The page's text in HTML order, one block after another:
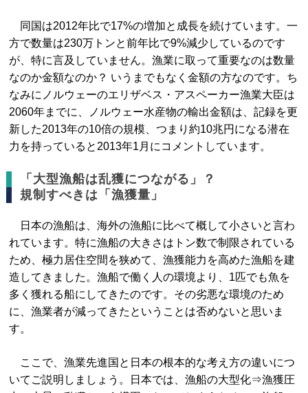
同国は2012年比で17%の増加と成長を続けています。一
方で数量は230万トンと前年比で9%減少しているのです
が、特に言及していません。漁業に取って重要なのは数量
なのか金額なのか？ いうまでもなく金額の方なのです。ち
なみにノルウェーのエリザベス・アスペーカー漁業大臣は
2060年までに、ノルウェー水産物の輸出金額は、記録を更
新した2013年の10倍の規模、つまり約10兆円になる潜在
力を持っていると2013年1月にコメントしています。
「大型漁船は乱獲につながる」？
規制すべきは「漁獲量」
日本の漁船は、海外の漁船に比べて概して小さいと言わ
れています。特に漁船の大きさはトン数で制限されている
ため、極力居住空間を狭めて、漁獲能力を高めた漁船を建
造してきました。漁船で働く人の環境より、1匹でも魚を
多く獲れる船にしてきたのです。その劣悪な環境のため
に、漁業者が減ってきたということは否めないと思いま
す。
ここで、漁業先進国と日本の根本的な考え方の違いにつ
いてご説明しましょう。日本では、漁船の大型化⇒漁獲圧